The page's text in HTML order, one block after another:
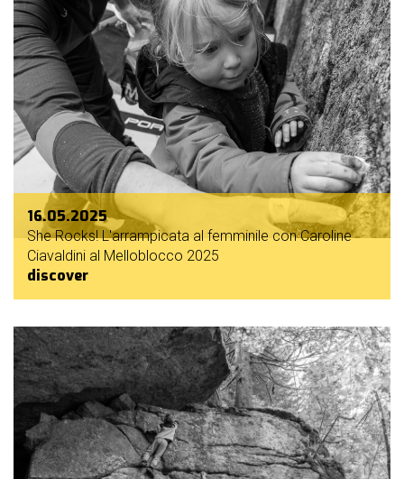
16.05.2025
She Rocks! L'arrampicata al femminile con Caroline
Ciavaldini al Melloblocco 2025
discover